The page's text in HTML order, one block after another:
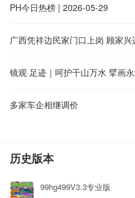
PH今日热榜 | 2026-05-29
镜观·足迹｜呵护千山万水 擘画
多家车企相继调价
历史版本
99hg499V3.3专业版